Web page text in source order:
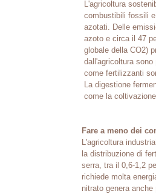
L'agricoltura
combustibili fossili
azotati. Delle
azoto e circa il 47
globale della CO2)
dall'agricoltura
come fertilizzanti
La digestione
come la
Fare a meno dei
L'agricoltura
la distribuzione di
serra, tra il 0,6-1,2
richiede molta
nitrato genera